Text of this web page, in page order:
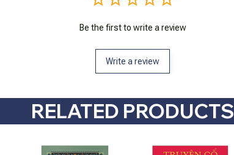
Be the first to write a review
Write a review
RELATED PRODUCTS